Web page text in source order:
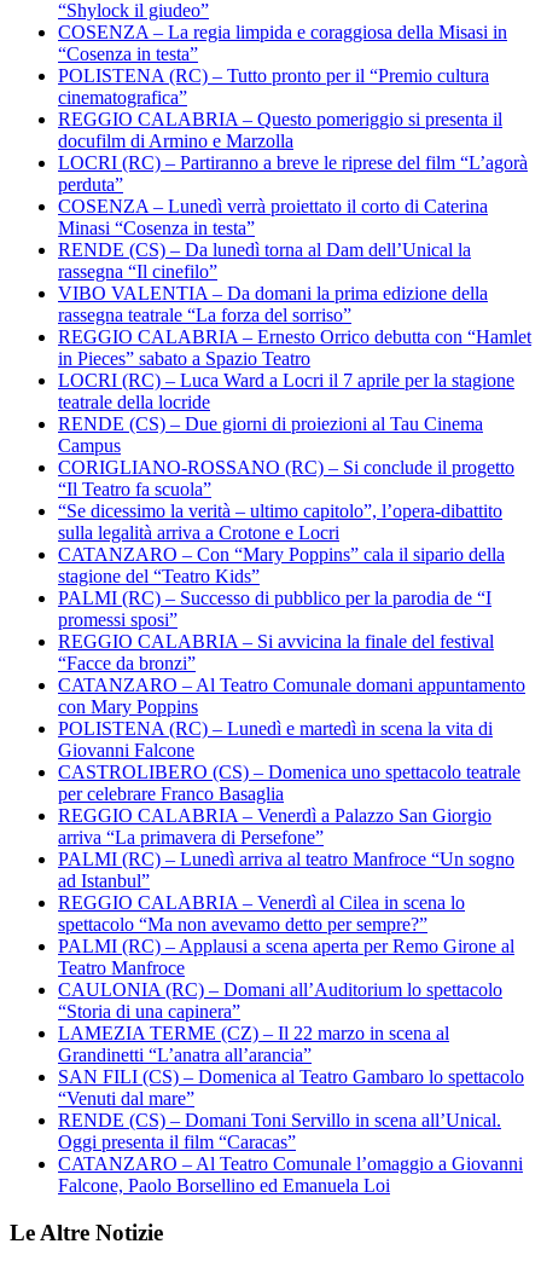
“Shylock il giudeo”
COSENZA – La regia limpida e coraggiosa della Misasi in
“Cosenza in testa”
POLISTENA (RC) – Tutto pronto per il “Premio cultura
cinematografica”
REGGIO CALABRIA – Questo pomeriggio si presenta il
docufilm di Armino e Marzolla
LOCRI (RC) – Partiranno a breve le riprese del film “L’agorà
perduta”
COSENZA – Lunedì verrà proiettato il corto di Caterina
Minasi “Cosenza in testa”
RENDE (CS) – Da lunedì torna al Dam dell’Unical la
rassegna “Il cinefilo”
VIBO VALENTIA – Da domani la prima edizione della
rassegna teatrale “La forza del sorriso”
REGGIO CALABRIA – Ernesto Orrico debutta con “Hamlet
in Pieces” sabato a Spazio Teatro
LOCRI (RC) – Luca Ward a Locri il 7 aprile per la stagione
teatrale della locride
RENDE (CS) – Due giorni di proiezioni al Tau Cinema
Campus
CORIGLIANO-ROSSANO (RC) – Si conclude il progetto
“Il Teatro fa scuola”
“Se dicessimo la verità – ultimo capitolo”, l’opera-dibattito
sulla legalità arriva a Crotone e Locri
CATANZARO – Con “Mary Poppins” cala il sipario della
stagione del “Teatro Kids”
PALMI (RC) – Successo di pubblico per la parodia de “I
promessi sposi”
REGGIO CALABRIA – Si avvicina la finale del festival
“Facce da bronzi”
CATANZARO – Al Teatro Comunale domani appuntamento
con Mary Poppins
POLISTENA (RC) – Lunedì e martedì in scena la vita di
Giovanni Falcone
CASTROLIBERO (CS) – Domenica uno spettacolo teatrale
per celebrare Franco Basaglia
REGGIO CALABRIA – Venerdì a Palazzo San Giorgio
arriva “La primavera di Persefone”
PALMI (RC) – Lunedì arriva al teatro Manfroce “Un sogno
ad Istanbul”
REGGIO CALABRIA – Venerdì al Cilea in scena lo
spettacolo “Ma non avevamo detto per sempre?”
PALMI (RC) – Applausi a scena aperta per Remo Girone al
Teatro Manfroce
CAULONIA (RC) – Domani all’Auditorium lo spettacolo
“Storia di una capinera”
LAMEZIA TERME (CZ) – Il 22 marzo in scena al
Grandinetti “L’anatra all’arancia”
SAN FILI (CS) – Domenica al Teatro Gambaro lo spettacolo
“Venuti dal mare”
RENDE (CS) – Domani Toni Servillo in scena all’Unical.
Oggi presenta il film “Caracas”
CATANZARO – Al Teatro Comunale l’omaggio a Giovanni
Falcone, Paolo Borsellino ed Emanuela Loi
Le Altre Notizie